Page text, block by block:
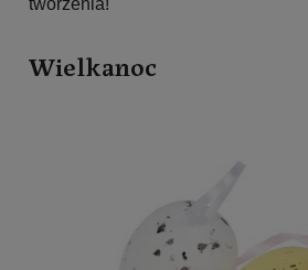
tworzenia!
Wielkanoc